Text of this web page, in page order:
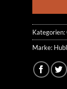
Kategorien:
Marke: